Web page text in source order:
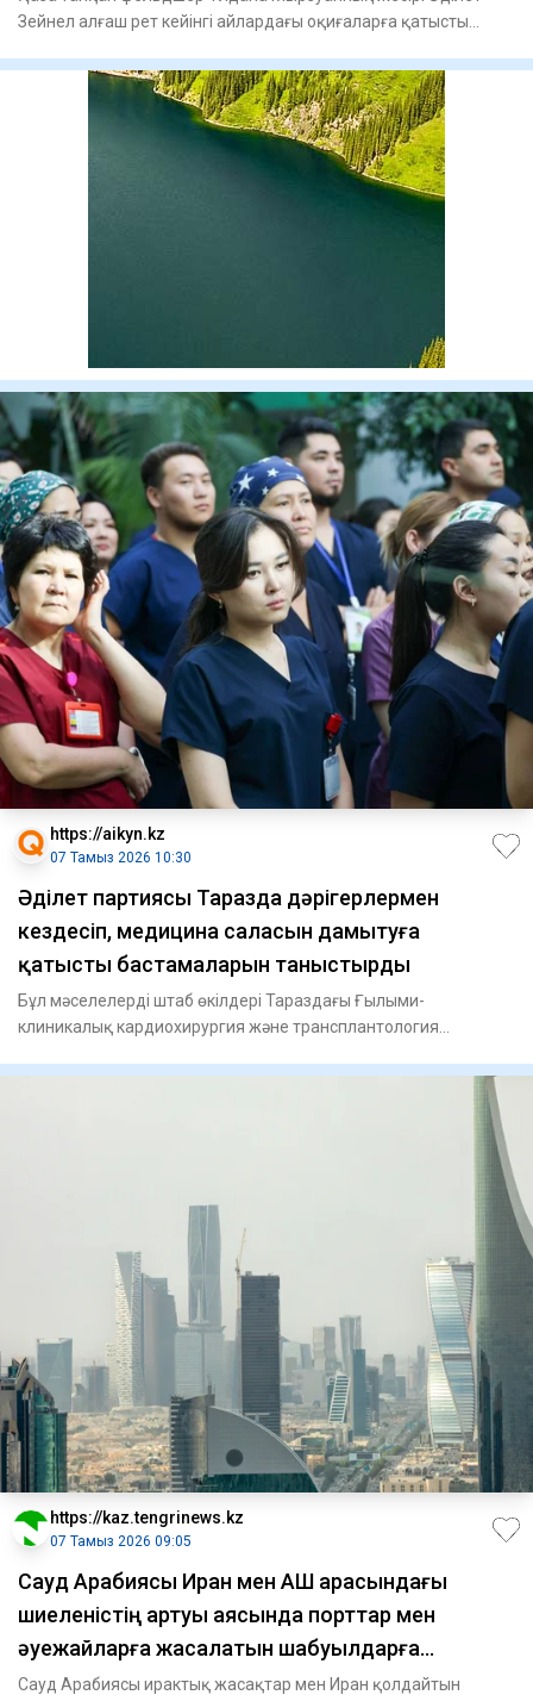
Зейнел алғаш рет кейінгі айлардағы оқиғаларға қатысты
https://aikyn.kz
07 Тамыз 2026 10:30
Әділет партиясы Таразда дәрігерлермен
кездесіп, медицина саласын дамытуға
қатысты бастамаларын таныстырды
Бұл мәселелерді штаб өкілдері Тараздағы Ғылыми-
клиникалық кардиохирургия және трансплантология
https://kaz.tengrinews.kz
07 Тамыз 2026 09:05
Сауд Арабиясы Иран мен АҚШ арасындағы
шиеленістің артуы аясында порттар мен
әуежайларға жасалатын шабуылдарға
дайындалуда
Сауд Арабиясы ирактық жасақтар мен Иран қолдайтын